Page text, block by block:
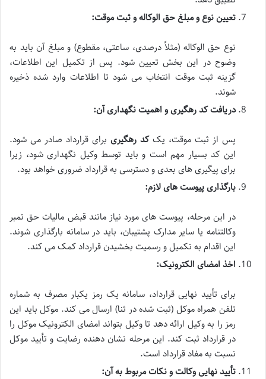
تعیین نوع و مبلغ حق الوکاله و ثبت موقت:
نوع حق الوکاله (مثلاً درصدی، ساعتی، مقطوع) و مبلغ آن باید به
وضوح در این بخش تعیین شود. پس از تکمیل این اطلاعات،
گزینه ثبت موقت انتخاب می شود تا اطلاعات وارد شده ذخیره
شوند.
دریافت کد رهگیری و اهمیت نگهداری آن:
پس از ثبت موقت، یککد رهگیری برای قرارداد صادر می شود.
این کد بسیار مهم است و باید توسط وکیل نگهداری شود، زیرا
برای پیگیری های بعدی و دسترسی به قرارداد ضروری خواهد بود.
بارگذاری پیوست های لازم:
در این مرحله، پیوست های مورد نیاز مانند قبض مالیات حق تمبر
وکالتنامه یا سایر مدارک پشتیبان، باید در سامانه بارگذاری شوند.
این اقدام به تکمیل و رسمیت بخشیدن قرارداد کمک می کند.
اخذ امضای الکترونیک:
برای تأیید نهایی قرارداد، سامانه یک رمز یکبار مصرف به شماره
تلفن همراه موکل (ثبت شده در ثنا) ارسال می کند. موکل باید این
رمز را به وکیل ارائه دهد تا وکیل بتواند امضای الکترونیک موکل را
در قرارداد ثبت کند. این مرحله نشان دهنده رضایت و تأیید موکل
نسبت به مفاد قرارداد است.
تأیید نهایی وکالت و نکات مربوط به آن: